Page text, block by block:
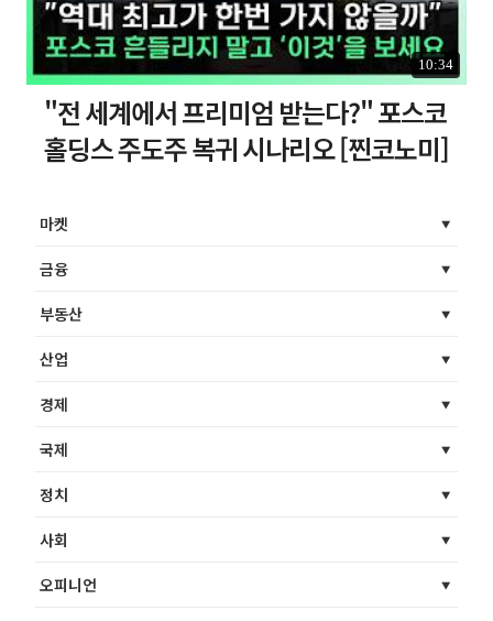
10:34
"전 세계에서 프리미엄 받는다?" 포스코
홀딩스 주도주 복귀 시나리오 [찐코노미]
마켓
금융
부동산
산업
경제
국제
정치
사회
오피니언